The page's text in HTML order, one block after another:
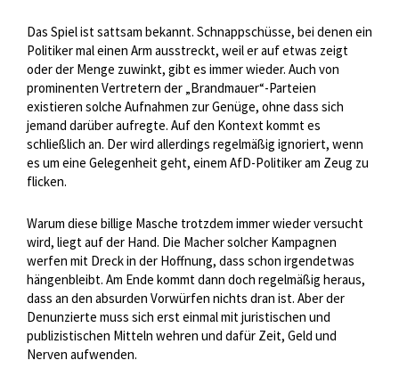
Das Spiel ist sattsam bekannt. Schnappschüsse, bei denen ein
Politiker mal einen Arm ausstreckt, weil er auf etwas zeigt
oder der Menge zuwinkt, gibt es immer wieder. Auch von
prominenten Vertretern der „Brandmauer“-Parteien
existieren solche Aufnahmen zur Genüge, ohne dass sich
jemand darüber aufregte. Auf den Kontext kommt es
schließlich an. Der wird allerdings regelmäßig ignoriert, wenn
es um eine Gelegenheit geht, einem AfD-Politiker am Zeug zu
flicken.
Warum diese billige Masche trotzdem immer wieder versucht
wird, liegt auf der Hand. Die Macher solcher Kampagnen
werfen mit Dreck in der Hoffnung, dass schon irgendetwas
hängenbleibt. Am Ende kommt dann doch regelmäßig heraus,
dass an den absurden Vorwürfen nichts dran ist. Aber der
Denunzierte muss sich erst einmal mit juristischen und
publizistischen Mitteln wehren und dafür Zeit, Geld und
Nerven aufwenden.